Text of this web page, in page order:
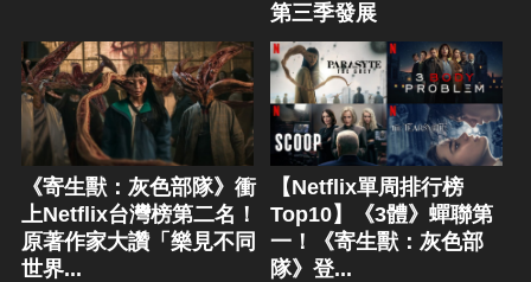
第三季發展
《寄生獸：灰色部隊》衝
上Netflix台灣榜第二名！
原著作家大讚「樂見不同
世界...
【Netflix單周排行榜
Top10】《3體》蟬聯第
一！《寄生獸：灰色部
隊》登...